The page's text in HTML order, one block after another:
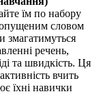
їм по набору
словом
речень,
та швидкість. Ця
вчить
їхні навички